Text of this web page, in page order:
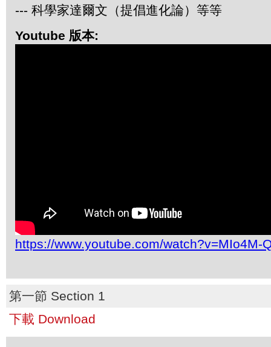
--- 科學家達爾文（提倡進化論）等等
Youtube 版本:
https://www.youtube.com/watch?v=MIo4M-
第一節 Section 1
下載 Download